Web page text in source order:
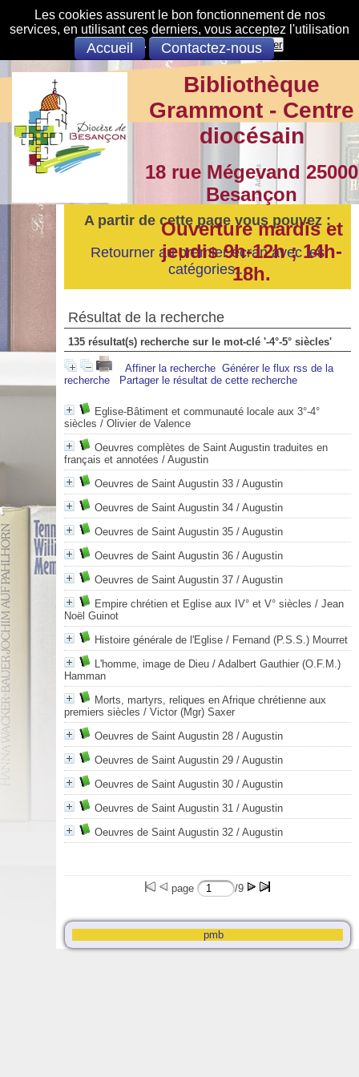
Les cookies assurent le bon fonctionnement de nos
services, en utilisant ces derniers, vous acceptez l'utilisation
des cookies.
S'opposer Accepter
Accueil Contactez-nous
A partir de cette page vous pouvez :
Retourner au premier écran avec les
catégories...
Résultat de la recherche
135 résultat(s) recherche sur le mot-clé '-4°-5° siècles'
Affiner la recherche Générer le flux rss de la
recherche
Partager le résultat de cette recherche
Eglise-Bâtiment et communauté locale aux 3°-4°
siècles / Olivier de Valence
Oeuvres complètes de Saint Augustin traduites en
français et annotées / Augustin
Oeuvres de Saint Augustin 33/ Augustin
Oeuvres de Saint Augustin 34/ Augustin
Oeuvres de Saint Augustin 35/ Augustin
Oeuvres de Saint Augustin 36/ Augustin
Oeuvres de Saint Augustin 37/ Augustin
Empire chrétien et Eglise aux IV° et V° siècles / Jean
Noël Guinot
Histoire générale de l'Eglise/ Fernand (P.S.S.) Mourret
L'homme, image de Dieu/ Adalbert Gauthier (O.F.M.)
Hamman
Morts, martyrs, reliques en Afrique chrétienne aux
premiers siècles / Victor (Mgr) Saxer
Oeuvres de Saint Augustin 28/ Augustin
Oeuvres de Saint Augustin 29/ Augustin
Oeuvres de Saint Augustin 30/ Augustin
Oeuvres de Saint Augustin 31/ Augustin
Oeuvres de Saint Augustin 32/ Augustin
page /9
pmb
Bibliothèque
Grammont - Centre
diocésain
18 rue Mégevand 25000
Besançon
Ouverture mardis et
jeudis 9h-12h ; 14h-
18h.